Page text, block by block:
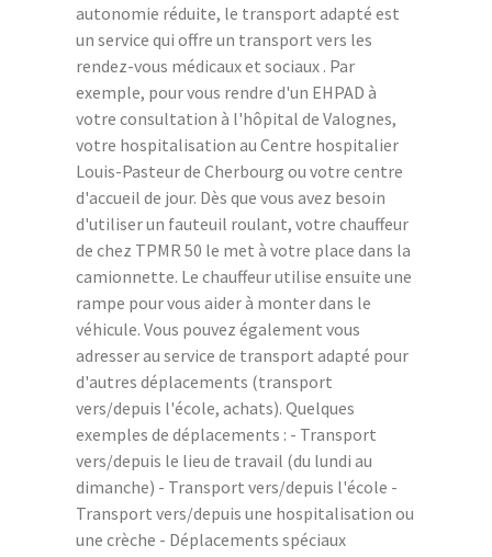
autonomie réduite, le transport adapté est
un service qui offre un transport vers les
rendez-vous médicaux et sociaux . Par
exemple, pour vous rendre d'un EHPAD à
votre consultation à l'hôpital de Valognes,
votre hospitalisation au Centre hospitalier
Louis-Pasteur de Cherbourg ou votre centre
d'accueil de jour. Dès que vous avez besoin
d'utiliser un fauteuil roulant, votre chauffeur
de chez TPMR 50 le met à votre place dans la
camionnette. Le chauffeur utilise ensuite une
rampe pour vous aider à monter dans le
véhicule. Vous pouvez également vous
adresser au service de transport adapté pour
d'autres déplacements (transport
vers/depuis l'école, achats). Quelques
exemples de déplacements : - Transport
vers/depuis le lieu de travail (du lundi au
dimanche) - Transport vers/depuis l'école -
Transport vers/depuis une hospitalisation ou
une crèche - Déplacements spéciaux